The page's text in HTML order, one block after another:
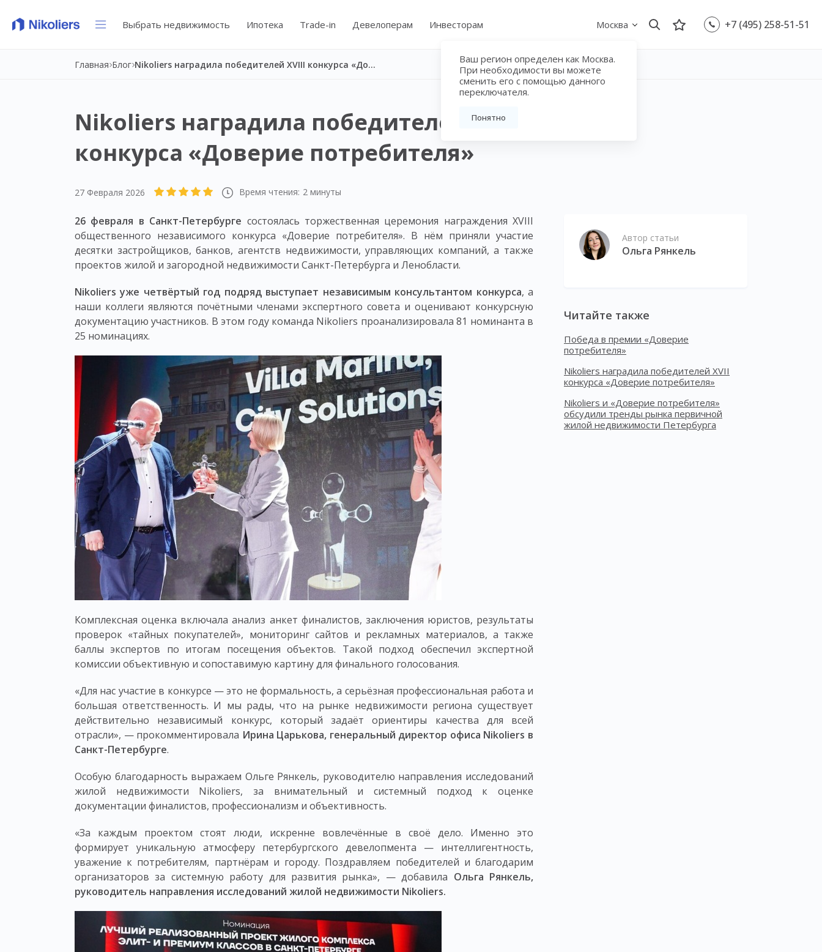
Выбрать недвижимость Ипотека Trade-in Девелоперам Инвесторам Москва
Ваш регион определен как Москва.
При необходимости вы можете
сменить его с помощью данного
переключателя.
Понятно
+7 (495) 258-51-51
Главная Блог Nikoliers наградила победителей XVIII конкурса «Доверие потребителя»
Nikoliers наградила победителей XVIII
конкурса «Доверие потребителя»
27 Февраля 2026 Время чтения: 2 минуты
26 февраля в Санкт-Петербурге состоялась торжественная церемония награждения XVIII
общественного независимого конкурса «Доверие потребителя». В нём приняли участие
десятки застройщиков, банков, агентств недвижимости, управляющих компаний, а также
проектов жилой и загородной недвижимости Санкт-Петербурга и Ленобласти.
Nikoliers уже четвёртый год подряд выступает независимым консультантом конкурса, а
наши коллеги являются почётными членами экспертного совета и оценивают конкурсную
документацию участников. В этом году команда Nikoliers проанализировала 81 номинанта в
25 номинациях.
Комплексная оценка включала анализ анкет финалистов, заключения юристов, результаты
проверок «тайных покупателей», мониторинг сайтов и рекламных материалов, а также
баллы экспертов по итогам посещения объектов. Такой подход обеспечил экспертной
комиссии объективную и сопоставимую картину для финального голосования.
«Для нас участие в конкурсе — это не формальность, а серьёзная профессиональная работа и
большая ответственность. И мы рады, что на рынке недвижимости региона существует
действительно независимый конкурс, который задаёт ориентиры качества для всей
отрасли», — прокомментировала Ирина Царькова, генеральный директор офиса Nikoliers в
Санкт-Петербурге.
Особую благодарность выражаем Ольге Рянкель, руководителю направления исследований
жилой недвижимости Nikoliers, за внимательный и системный подход к оценке
документации финалистов, профессионализм и объективность.
«За каждым проектом стоят люди, искренне вовлечённые в своё дело. Именно это
формирует уникальную атмосферу петербургского девелопмента — интеллигентность,
уважение к потребителям, партнёрам и городу. Поздравляем победителей и благодарим
организаторов за системную работу для развития рынка», — добавила Ольга Рянкель,
руководитель направления исследований жилой недвижимости Nikoliers.
Автор статьи
Ольга Рянкель
Читайте также
Победа в премии «Доверие
потребителя»
Nikoliers наградила победителей XVII
конкурса «Доверие потребителя»
Nikoliers и «Доверие потребителя»
обсудили тренды рынка первичной
жилой недвижимости Петербурга